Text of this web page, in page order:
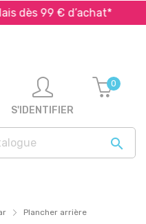
99 € d’achat*

S'IDENTIFIER
0
Plancher arrière